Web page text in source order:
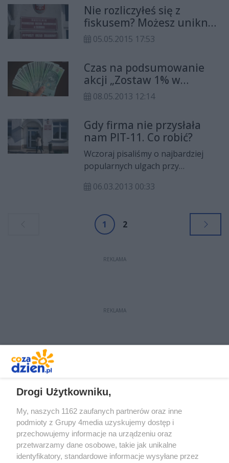
Nie rozliczyłeś się z
fiskusem? Możesz uniknąć
kary
05.05.2015 17:53
Czas na podsumowanie
akcji „Zostaw 1% w
Radomiu”
08.05.2013 12:14
Gdy firma nie przysłała
nam PIT-11. Co robić?
Wczoraj pisaliśmy o najbardziej
popularnych ulgach przy
TUTAJ). Dziś o tym, co robić, kiedy
dlaczego warto przeznaczyć 1
procent na wybraną organizację i
06.03.2013 00:33
1 2
REKLAMA
REKLAMA
Drogi Użytkowniku,
My, naszych 1162 zaufanych partnerów oraz inne
podmioty z Grupy 4media uzyskujemy dostęp i
przechowujemy informacje na urządzeniu oraz
przetwarzamy dane osobowe, takie jak unikalne
identyfikatory, standardowe informacje wysyłane przez